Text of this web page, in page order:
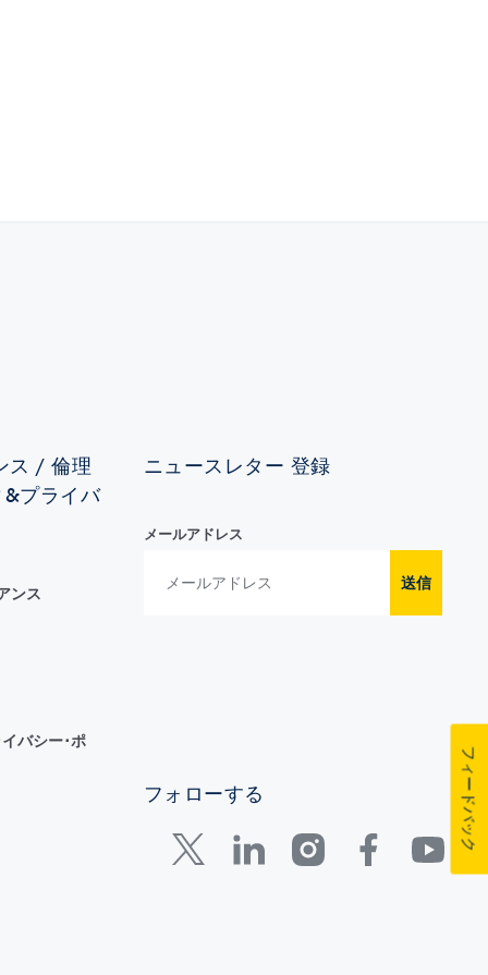
ス / 倫理
プライバ
ンス
バシー･ポ
ニュースレター 登録
メールアドレス
送信
フォローする フィードバック